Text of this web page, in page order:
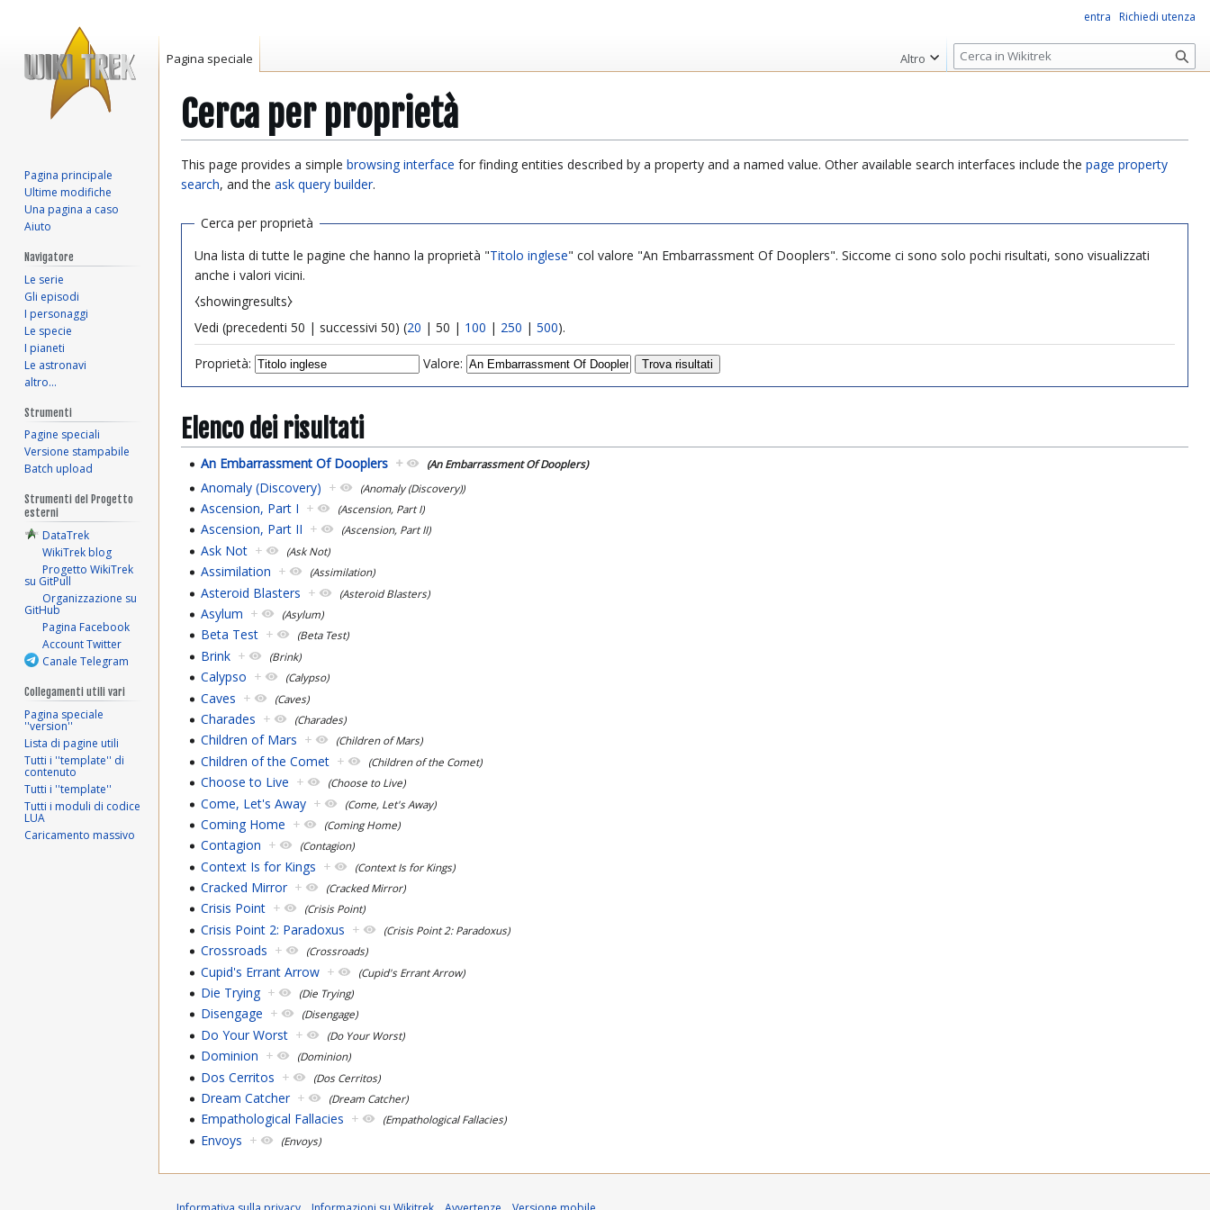
Cerca per proprietà
Vai
alla
Vai
alla
This page provides a simple browsing interface for finding entities described by a property and a named value. Other available search interfaces include the page property
search, and the ask query builder.
Cerca per proprietà
Una lista di tutte le pagine che hanno la proprietà "Titolo inglese" col valore "An Embarrassment Of Dooplers". Siccome ci sono solo pochi risultati, sono visualizzati
anche i valori vicini.
⧼showingresults⧽
Vedi (precedenti 50 | successivi 50) (20 | 50 | 100 | 250 | 500).
Proprietà: Valore:
Elenco dei risultati
An Embarrassment Of Dooplers + (An Embarrassment Of Dooplers)
Anomaly (Discovery) + (Anomaly (Discovery))
Ascension, Part I + (Ascension, Part I)
Ascension, Part II + (Ascension, Part II)
Ask Not + (Ask Not)
Assimilation + (Assimilation)
Asteroid Blasters + (Asteroid Blasters)
Asylum + (Asylum)
Beta Test + (Beta Test)
Brink + (Brink)
Calypso + (Calypso)
Caves + (Caves)
Charades + (Charades)
Children of Mars + (Children of Mars)
Children of the Comet + (Children of the Comet)
Choose to Live + (Choose to Live)
Come, Let's Away + (Come, Let's Away)
Coming Home + (Coming Home)
Contagion + (Contagion)
Context Is for Kings + (Context Is for Kings)
Cracked Mirror + (Cracked Mirror)
Crisis Point + (Crisis Point)
Crisis Point 2: Paradoxus + (Crisis Point 2: Paradoxus)
Crossroads + (Crossroads)
Cupid's Errant Arrow + (Cupid's Errant Arrow)
Die Trying + (Die Trying)
Disengage + (Disengage)
Do Your Worst + (Do Your Worst)
Dominion + (Dominion)
Dos Cerritos + (Dos Cerritos)
Dream Catcher + (Dream Catcher)
Empathological Fallacies + (Empathological Fallacies)
Envoys + (Envoys)
entra Richiedi utenza
Pagina speciale Altro
R
i
r
c
Pagina principale
Ultime modifiche
Una pagina a caso
Aiuto
Navigatore
Le serie
Gli episodi
I personaggi
Le specie
I pianeti
Le astronavi
altro…
Strumenti
Pagine speciali
Versione stampabile
Batch upload
Strumenti del Progetto
esterni
DataTrek
WikiTrek blog
Progetto WikiTrek
su GitPull
Organizzazione su
GitHub
Pagina Facebook
Account Twitter
Canale Telegram
Collegamenti utili vari
Pagina speciale
''version''
Lista di pagine utili
Tutti i ''template'' di
contenuto
Tutti i ''template''
Tutti i moduli di codice
LUA
Caricamento massivo